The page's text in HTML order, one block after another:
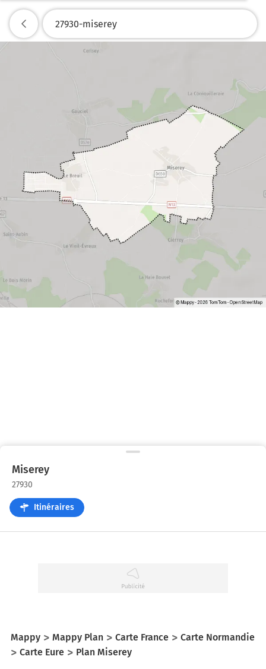
Miserey
27930
Itinéraires
Mappy Mappy Plan Carte France
Carte Normandie
Carte Eure
Plan Miserey